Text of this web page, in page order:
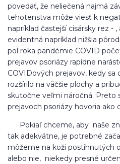
povedať, že neliečená najmä
tehotenstva môže viesť k
napríklad častejší cisársky rez -
evidentná napríklad nižšia
pol roka pandémie COVID
prejavov psoriázy rapídne
COVIDových prejavov, kedy sa
rozšírilo na väčšie plochy a
skutočne veľmi náročná. Preto
prejavoch psoriázy hovoria ako
Pokiaľ chceme, aby naše
tak adekvátne, je potrebné
môžeme na koži postihnutých
alebo nie, niekedy presné